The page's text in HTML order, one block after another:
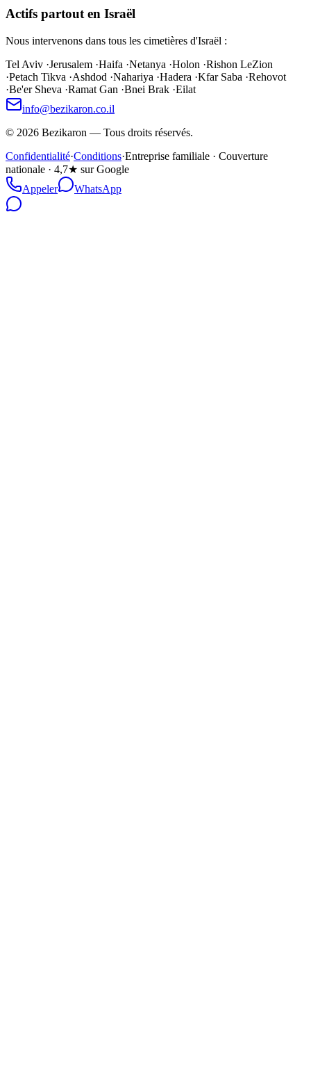
Actifs partout en Israël
Nous intervenons dans tous les cimetières d'Israël :
Tel Aviv ·Jerusalem ·Haifa ·Netanya ·Holon ·Rishon LeZion
·Petach Tikva ·Ashdod ·Nahariya ·Hadera ·Kfar Saba ·Rehovot
·Be'er Sheva ·Ramat Gan ·Bnei Brak ·Eilat
info@bezikaron.co.il
© 2026 Bezikaron — Tous droits réservés.
Confidentialité·Conditions·Entreprise familiale · Couverture
nationale · 4,7★ sur Google
Appeler
WhatsApp